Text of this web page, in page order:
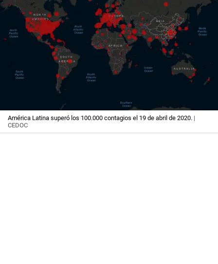
América Latina superó los 100.000 contagios el 19 de abril de 2020. |
CEDOC